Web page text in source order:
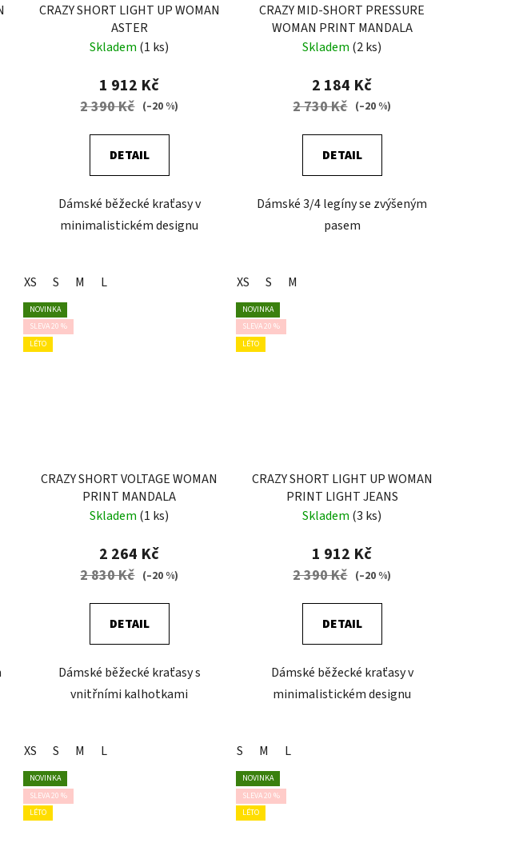
CRAZY SHORT LIGHT UP WOMAN
ASTER
Skladem (1 ks)
1 912 Kč
2 390 Kč (–20 %)
DETAIL
Dámské běžecké kraťasy v
minimalistickém designu
XS S M L
CRAZY MID-SHORT PRESSURE
WOMAN PRINT MANDALA
Skladem (2 ks)
2 184 Kč
2 730 Kč (–20 %)
DETAIL
Dámské 3/4 legíny se zvýšeným
pasem
XS S M
NOVINKA
SLEVA 20 %
LÉTO
CRAZY SHORT VOLTAGE WOMAN
PRINT MANDALA
Skladem (1 ks)
2 264 Kč
2 830 Kč (–20 %)
DETAIL
Dámské běžecké kraťasy s
vnitřními kalhotkami
XS S M L
NOVINKA
SLEVA 20 %
LÉTO
CRAZY SHORT LIGHT UP WOMAN
PRINT LIGHT JEANS
Skladem (3 ks)
1 912 Kč
2 390 Kč (–20 %)
DETAIL
Dámské běžecké kraťasy v
minimalistickém designu
S M L
NOVINKA
SLEVA 20 %
LÉTO
NOVINKA
SLEVA 20 %
LÉTO